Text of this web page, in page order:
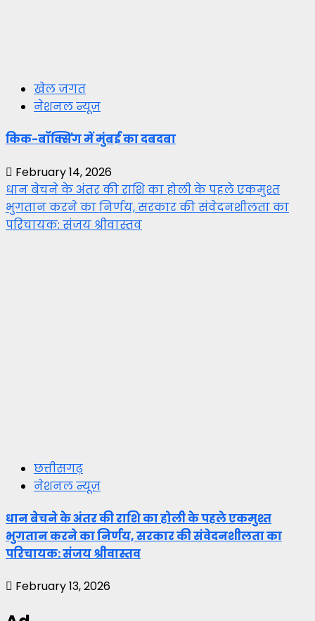
खेल जगत
नेशनल न्यूज़
किक-बॉक्सिंग में मुंबई का दबदबा
February 14, 2026
धान बेचने के अंतर की राशि का होली के पहले एकमुश्त
भुगतान करने का निर्णय, सरकार की संवेदनशीलता का
परिचायक: संजय श्रीवास्तव
छत्तीसगढ़
नेशनल न्यूज़
धान बेचने के अंतर की राशि का होली के पहले एकमुश्त
भुगतान करने का निर्णय, सरकार की संवेदनशीलता का
परिचायक: संजय श्रीवास्तव
February 13, 2026